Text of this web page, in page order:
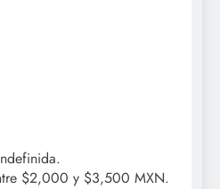
$2,000 y $3,500 MXN.